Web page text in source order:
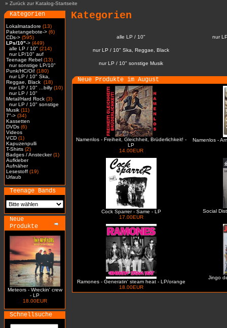
» Zurück zur Katalog-Startseite
Kategorien
Lokalmatadore (13)
Paketangebote-> (6)
CDs-> (595)
LPs/10"-> (449)
alle LP / 10" (214)
nur LP/10" auf
Teenage Rebel (13)
nur sonstige LP/10"
Punk/HC/Oi! (180)
nur LP / 10" Ska,
Reggae, Black (18)
nur LP / 10" ...billy (10)
nur LP / 10"
Metal/Hard Rock (3)
nur LP / 10" sonstige
Musik (11)
7"-> (34)
Kassetten
DVDs (6)
Videos
VCD (1)
Kapuzenpulli
T-Shirts (2)
Badges / Anstecker(1)
Aufkleber
Aufnäher
Lesestoff (19)
Urlaub
Teenage Bands
Neue
Produkte
Meteors - Wreckin' crew
- LP
18.00EUR
Schnellsuche
Kategorien
alle LP / 10" nur
nur LP / 10" Ska, Reggae, Black
nur LP / 10" sonstige Musik
Neue Produkte im August
Namenlos - Freiheit, Gleichheit, Brüderlichkeit! -
LP
14.00EUR
Namenlos -
Cock Sparrer - Same - LP
17.00EUR
Social
Ramones - Generatin' steam heat - LP/orange
18.00EUR
Jingo